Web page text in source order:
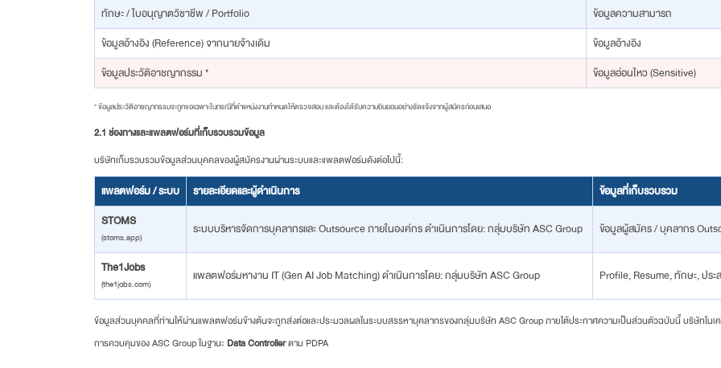
ทักษะ / ใบอนุญาตวิชาชีพ / Portfolio
ข้อมูลความสามารถ
ข้อมูลอ้างอิง (Reference) จากนายจ้างเดิม
ข้อมูลอ้างอิง
ข้อมูลประวัติอาชญากรรม *
ข้อมูลอ่อนไหว (Sensitive)
* ข้อมูลประวัติอาชญากรรมจะถูกขอเฉพาะในกรณีที่ตำแหน่งงานกำหนดให้ตรวจสอบ และต้องได้รับความยินยอมอย่างชัดแจ้งจากผู้สมัครก่อนเสมอ
2.1 ช่องทางและแพลตฟอร์มที่เก็บรวบรวมข้อมูล
บริษัทเก็บรวบรวมข้อมูลส่วนบุคคลของผู้สมัครงานผ่านระบบและแพลตฟอร์มดังต่อไปนี้:
แพลตฟอร์ม / ระบบ รายละเอียดและผู้ดำเนินการ
ข้อมูลที่เก็บรวบรวม
STOMS
(stoms.app) ระบบบริหารจัดการบุคลากรและ Outsource ภายในองค์กร ดำเนินการโดย: กลุ่มบริษัท ASC Group ข้อมูลผู้สมัคร / บุคลากร
The1Jobs
(the1jobs.com) แพลตฟอร์มหางาน IT (Gen AI Job Matching) ดำเนินการโดย: กลุ่มบริษัท ASC Group Profile, Resume, ทักษะ, ปร
ข้อมูลส่วนบุคคลที่ท่านให้ผ่านแพลตฟอร์มข้างต้นจะถูกส่งต่อและประมวลผลในระบบสรรหาบุคลากรของกลุ่มบริษัท ASC Group ภายใต้ประกาศความเป็นส่วนตัวฉบับนี้ บริษัทใน
การควบคุมของ ASC Group ในฐานะ Data Controllerตาม PDPA